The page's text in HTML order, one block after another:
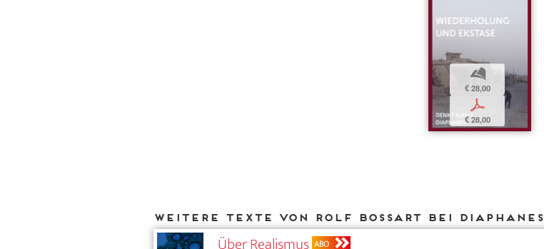
b
€ 28,00
p
€ 28,00
Weitere Texte von Rolf Bossart bei DIAPHANES
ABO